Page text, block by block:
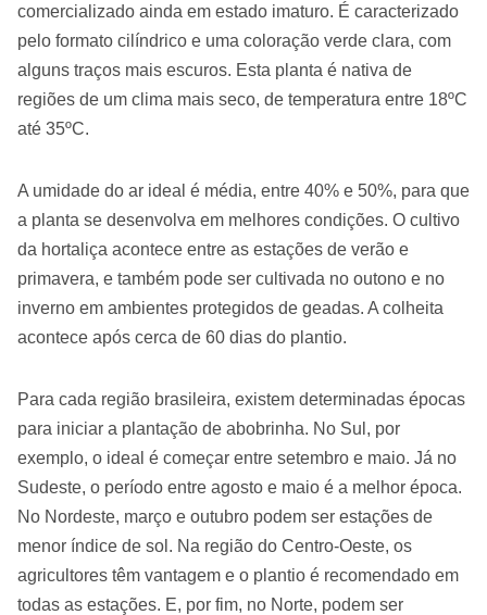
comercializado ainda em estado imaturo. É caracterizado
pelo formato cilíndrico e uma coloração verde clara, com
alguns traços mais escuros. Esta planta é nativa de
regiões de um clima mais seco, de temperatura entre 18ºC
até 35ºC.
A umidade do ar ideal é média, entre 40% e 50%, para que
a planta se desenvolva em melhores condições. O cultivo
da hortaliça acontece entre as estações de verão e
primavera, e também pode ser cultivada no outono e no
inverno em ambientes protegidos de geadas. A colheita
acontece após cerca de 60 dias do plantio.
Para cada região brasileira, existem determinadas épocas
para iniciar a plantação de abobrinha. No Sul, por
exemplo, o ideal é começar entre setembro e maio. Já no
Sudeste, o período entre agosto e maio é a melhor época.
No Nordeste, março e outubro podem ser estações de
menor índice de sol. Na região do Centro-Oeste, os
agricultores têm vantagem e o plantio é recomendado em
todas as estações. E, por fim, no Norte, podem ser